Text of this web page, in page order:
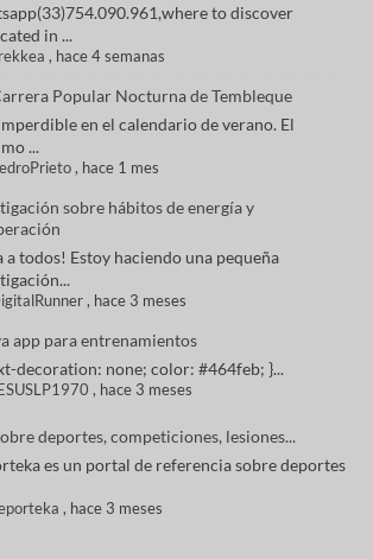
to discover
in ...
, hace 4 semanas
Popular Nocturna de Tembleque
en el calendario de verano. El
...
, hace 1 mes
sobre hábitos de energía y
a todos! Estoy haciendo una pequeña
, hace 3 meses
app para entrenamientos
decoration: none; color: #464feb; }...
, hace 3 meses
deportes, competiciones, lesiones...
es un portal de referencia sobre deportes
, hace 3 meses